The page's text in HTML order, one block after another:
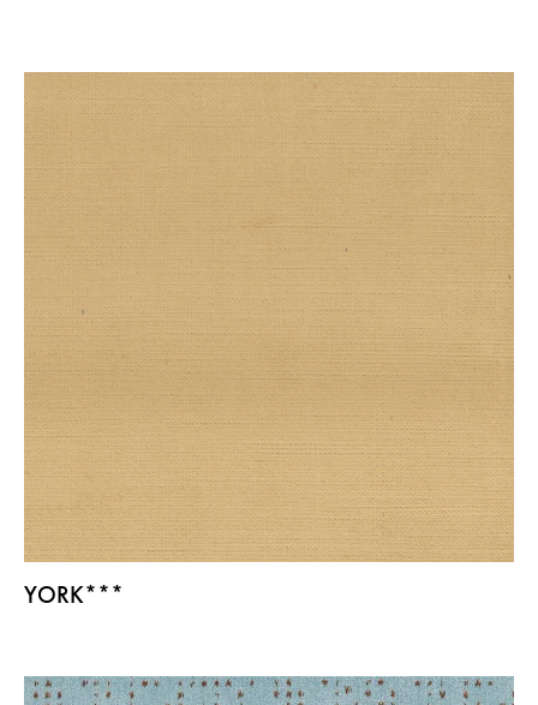
YORK***